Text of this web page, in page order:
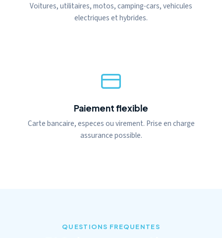
Voitures, utilitaires, motos, camping-cars, vehicules
electriques et hybrides.
Paiement flexible
Carte bancaire, especes ou virement. Prise en charge
assurance possible.
QUESTIONS FREQUENTES